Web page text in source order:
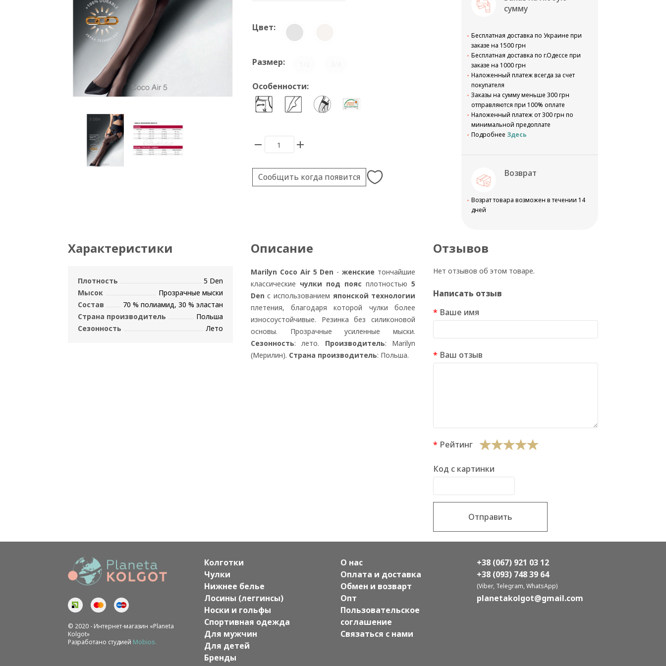
Цвет:
Размер:
Особенности:
Сообщить когда появится
сумму
Бесплатная доставка по Украине при
заказе на 1500 грн
Бесплатная доставка по г.Одессе при
заказе на 1000 грн
Наложенный платеж всегда за счет
покупателя
Заказы на сумму меньше 300 грн
отправляются при 100% оплате
Наложенный платеж от 300 грн по
минимальной предоплате
Подробнее Здесь
Возврат
Возрат товара возможен в течении 14
дней
Характеристики
Плотность
5 Den
Мысок
Прозрачные мыски
Состав
70 % полиамид, 30 % эластан
Страна производитель
Польша
Сезонность
Лето
Описание
Marilyn Coco Air 5 Den -женские тончайшие
классические чулки под пояс плотностью5
Den с использованием японской технологии
плетения, благодаря которой чулки более
износоустойчивые. Резинка без силиконовой
основы. Прозрачные усиленные мыски.
Сезонность: лето. Производитель: Marilyn
(Мерилин). Страна производитель: Польша.
Отзывов
Нет отзывов об этом товаре.
Написать отзыв
Ваше имя
Ваш отзыв
Рейтинг
Код с картинки
Отправить
© 2020 - Интернет-магазин «Planeta
Kolgot»
Разработано студией Mobios.
Колготки
Чулки
Нижнее белье
Лосины (леггинсы)
Носки и гольфы
Спортивная одежда
Для мужчин
Для детей
Бренды
О нас
Оплата и доставка
Обмен и возварт
Опт
Пользовательское
соглашение
Связаться с нами
+38 (067) 921 03 12
+38 (093) 748 39 64
(Viber, Telegram, WhatsApp)
planetakolgot@gmail.com